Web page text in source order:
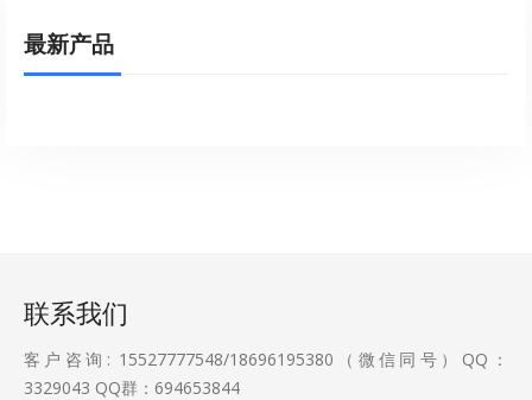
最新产品
联系我们
客户咨询: 15527777548/18696195380（微信同号）QQ：
3329043 QQ群：694653844